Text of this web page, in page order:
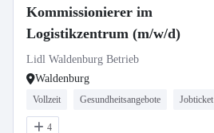
Kommissionierer im
Logistikzentrum (m/w/d)
Lidl Waldenburg Betrieb
Waldenburg
Vollzeit Gesundheitsangebote Jobticket
4